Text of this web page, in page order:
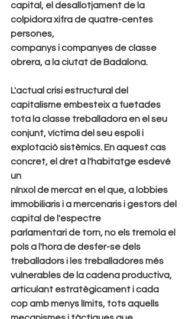
capital, el desallotjament de la
colpidora xifra de quatre-centes
persones,
companys i companyes de classe
obrera, a la ciutat de Badalona.
L'actual crisi estructural del
capitalisme embesteix a fuetades
tota la classe treballadora en el seu
conjunt, víctima del seu espoli i
explotació sistèmics. En aquest cas
concret, el dret a l'habitatge esdevé
un
nínxol de mercat en el que, a lobbies
immobiliaris i a mercenaris i gestors del
capital de l'espectre
parlamentari de torn, no els tremola el
pols a l'hora de desfer-se dels
treballadors i les treballadores més
vulnerables de la cadena productiva,
articulant estratègicament i cada
cop amb menys límits, tots aquells